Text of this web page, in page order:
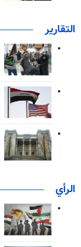
التقارير
الرأي